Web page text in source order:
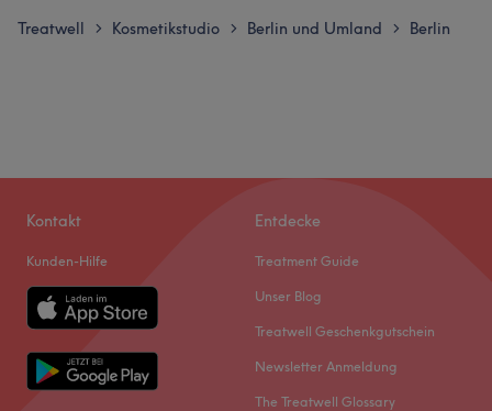
Treatwell > Kosmetikstudio > Berlin und Umland > Berlin
Kontakt
Kunden-Hilfe
Entdecke
Treatment Guide
Unser Blog
Treatwell Geschenkgutschein
Newsletter Anmeldung
The Treatwell Glossary